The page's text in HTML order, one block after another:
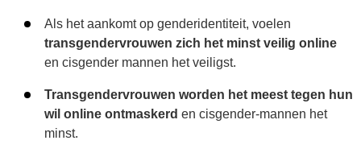
Als het aankomt op genderidentiteit, voelen
transgendervrouwen zich het minst veilig online
en cisgender mannen het veiligst.
Transgendervrouwen worden het meest tegen hun
wil online ontmaskerd en cisgender-mannen het
minst.